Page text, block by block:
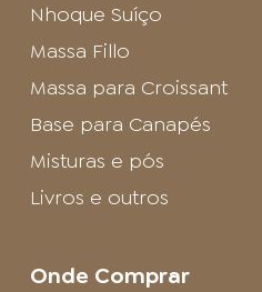
Nhoque Suíço
Massa Fillo
Massa para Croissant
Base para Canapés
Misturas e pós
Livros e outros
Onde Comprar